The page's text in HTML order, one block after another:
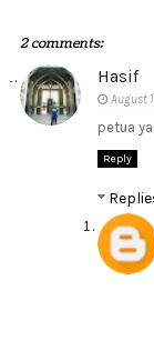
2 comments:
Hasif
August
petua
Reply